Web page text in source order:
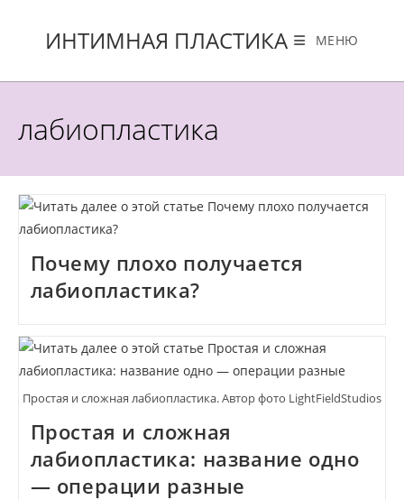
ИНТИМНАЯ ПЛАСТИКА МЕНЮ
лабиопластика
Почему плохо получается
лабиопластика?
Простая и сложная лабиопластика. Автор фото LightFieldStudios
Простая и сложная
лабиопластика: название одно
— операции разные